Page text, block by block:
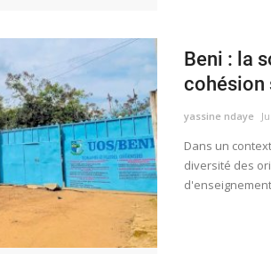
Beni : la
cohésion
yassine ndaye
Dans un
diversité des